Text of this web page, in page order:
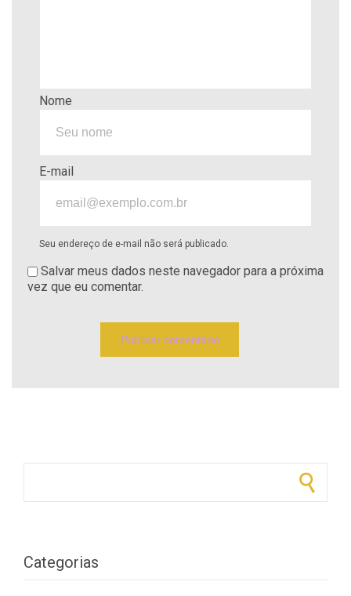
Nome
E-mail
Seu endereço de e-mail não será publicado.
Salvar meus dados neste navegador para a próxima
vez que eu comentar.
Categorias